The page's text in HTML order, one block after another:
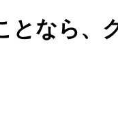
となら、